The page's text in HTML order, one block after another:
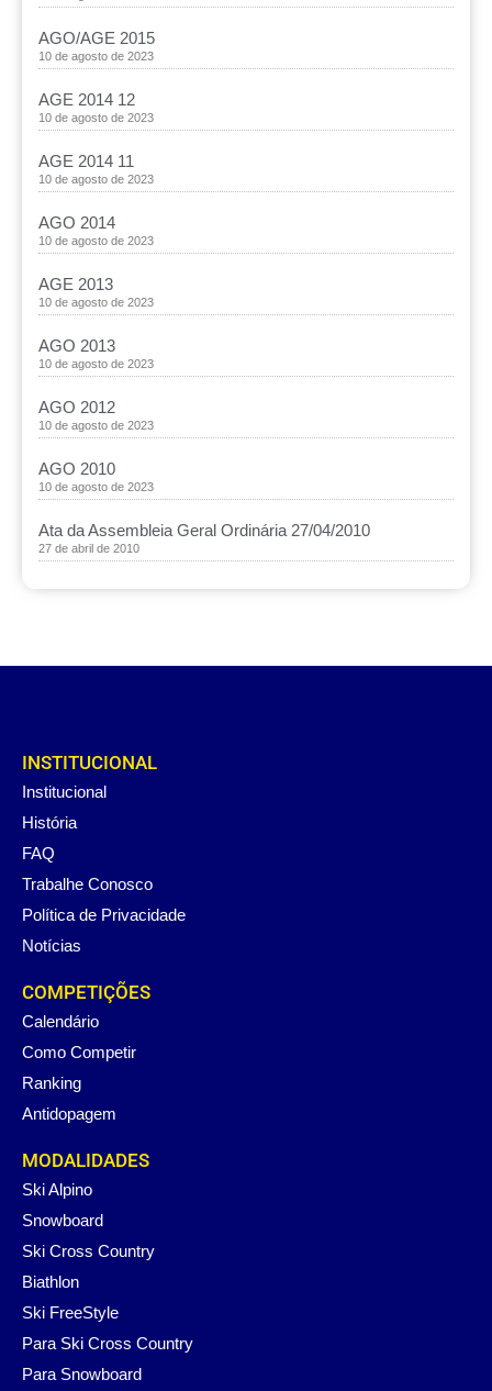
AGO/AGE 2015
10 de agosto de 2023
AGE 2014 12
10 de agosto de 2023
AGE 2014 11
10 de agosto de 2023
AGO 2014
10 de agosto de 2023
AGE 2013
10 de agosto de 2023
AGO 2013
10 de agosto de 2023
AGO 2012
10 de agosto de 2023
AGO 2010
10 de agosto de 2023
Ata da Assembleia Geral Ordinária 27/04/2010
27 de abril de 2010
INSTITUCIONAL
Institucional
História
FAQ
Trabalhe Conosco
Política de Privacidade
Notícias
COMPETIÇÕES
Calendário
Como Competir
Ranking
Antidopagem
MODALIDADES
Ski Alpino
Snowboard
Ski Cross Country
Biathlon
Ski FreeStyle
Para Ski Cross Country
Para Snowboard